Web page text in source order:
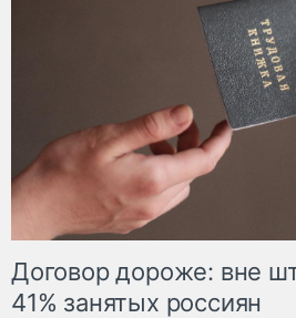
Договор дороже: вне
41% занятых россиян